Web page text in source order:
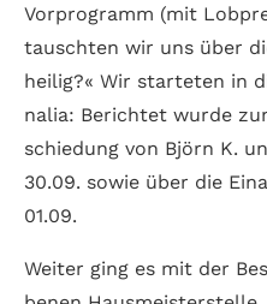
Vor­pro­gramm (mit
tausch­ten wir uns über
heilig?« Wir star­teten in
nalia: Berichtet wurde
schiedung von Björn K.
30.09. sowie über die
01.09.
Weiter ging es mit der